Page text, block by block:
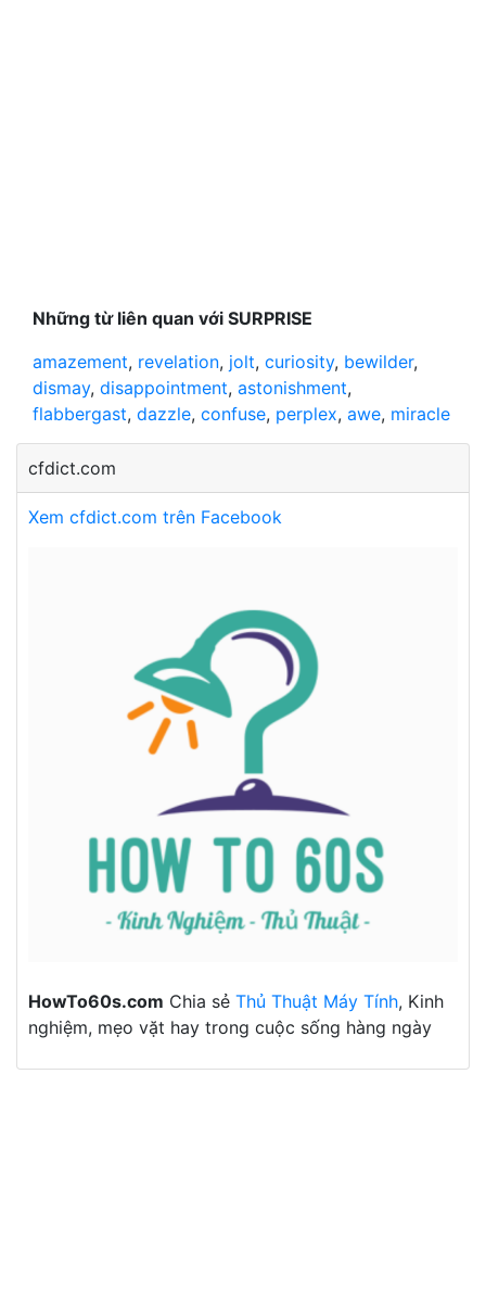
Những từ liên quan với SURPRISE
amazement, revelation, jolt, curiosity, bewilder,
dismay, disappointment, astonishment,
flabbergast, dazzle, confuse, perplex, awe, miracle
cfdict.com
Xem cfdict.com trên Facebook
HowTo60s.com Chia sẻ Thủ Thuật Máy Tính, Kinh
nghiệm, mẹo vặt hay trong cuộc sống hàng ngày